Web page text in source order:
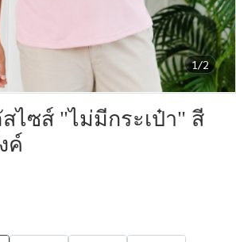
1/2
ไซส์ "ไม่มีกระเป๋า" สี
ค์